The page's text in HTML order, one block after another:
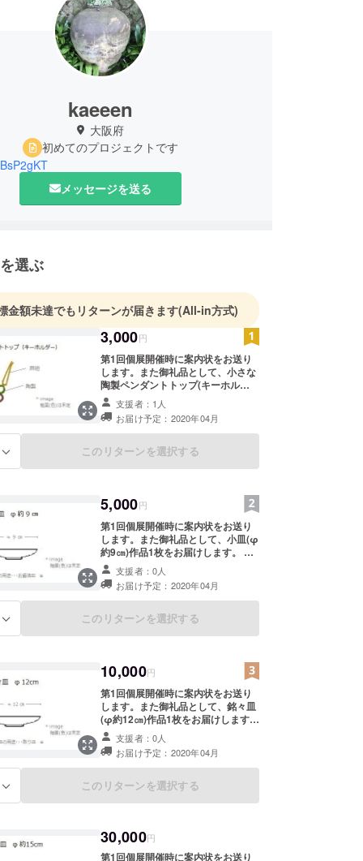
kaeeen
大阪府
初めてのプロジェクトです
メッセージを送る
選ぶ
金額未達でもリターンが届きます(All-in方式)
3,000円
第1回個展開催時に案内状をお送り
します。また御礼品として、小さな
陶製ペンダントトップ(キーホル
ダー)作品1個をお届けします。 ＊第
1回個展は、2020年5月に大阪で開
催する予定です。開催日時及び場所
につきましては、​2020年4月に発送
する 案内状でご案内させていただき
支援者：1人
お届け予定：2020年04月
このリターンを選択する
5,000円
第1回個展開催時に案内状をお送り
します。また御礼品として、小皿(φ
約9㎝)作品1枚をお届けします。 ＊
第1回個展は、2020年5月に大阪で
開催する予定です。開催日時及び場
所につきましては、2020年4月に発
送する​案内状でご案内させていただ
きます。
支援者：0人
お届け予定：2020年04月
このリターンを選択する
10,000円
第1回個展開催時に案内状をお送り
します。また御礼品として、銘々皿
(φ約12㎝)作品1枚をお届けします。
＊第1回個展は、2020年5月に大阪
で開催する予定です。開催日時及び
場所につきましては、​2020年4月に
発送する案内状でご案内させていた
だきます。
支援者：0人
お届け予定：2020年04月
このリターンを選択する
30,000円
第1回個展開催時に案内状をお送り